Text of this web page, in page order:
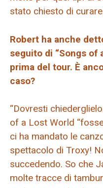
stato chiesto di
Robert ha anche
seguito di “Songs of
prima del tour. È
caso?
“Dovresti
of a Lost World
ci ha mandato le
spettacolo di Troxy!
succedendo. So che
molte tracce di